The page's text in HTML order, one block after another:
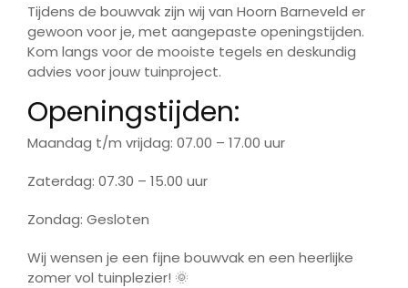
Tijdens de bouwvak zijn wij van Hoorn Barneveld er
gewoon voor je, met aangepaste openingstijden.
Kom langs voor de mooiste tegels en deskundig
advies voor jouw tuinproject.
Openingstijden:
Maandag t/m vrijdag: 07.00 – 17.00 uur
Zaterdag: 07.30 – 15.00 uur
Zondag: Gesloten
Wij wensen je een fijne bouwvak en een heerlijke
zomer vol tuinplezier! 🌞